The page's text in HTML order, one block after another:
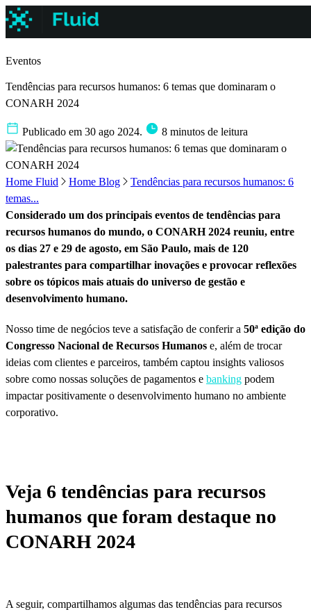
Eventos
Tendências para recursos humanos: 6 temas que dominaram o
CONARH 2024
Publicado em 30 ago 2024. 8 minutos de leitura
Home Fluid Home Blog
Tendências para recursos humanos: 6
temas...
Considerado um dos principais eventos de tendências para
recursos humanos do mundo, o CONARH 2024 reuniu, entre
os dias 27 e 29 de agosto, em São Paulo, mais de 120
palestrantes para compartilhar inovações e provocar reflexões
sobre os tópicos mais atuais do universo de gestão e
desenvolvimento humano.
Nosso time de negócios teve a satisfação de conferir a 50ª edição do
Congresso Nacional de Recursos Humanos e, além de trocar
ideias com clientes e parceiros, também captou insights valiosos
sobre como nossas soluções de pagamentos e banking podem
impactar positivamente o desenvolvimento humano no ambiente
corporativo.
Veja 6 tendências para recursos
humanos que foram destaque no
CONARH 2024
A seguir, compartilhamos algumas das tendências para recursos